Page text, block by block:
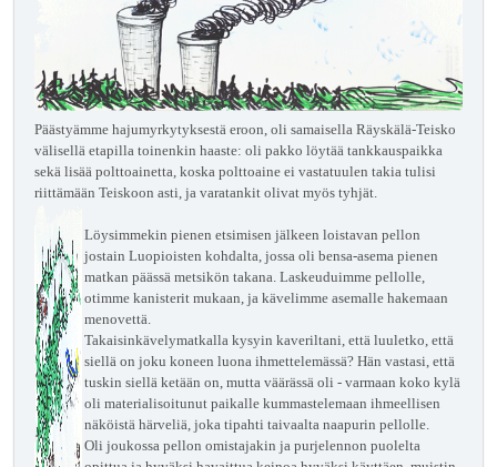
Päästyämme hajumyrkytyksestä eroon, oli samaisella Räyskälä-Teisko
välisellä etapilla toinenkin haaste: oli pakko löytää tankkauspaikka
sekä lisää polttoainetta, koska polttoaine ei vastatuulen takia tulisi
riittämään Teiskoon asti, ja varatankit olivat myös tyhjät.
Löysimmekin pienen etsimisen jälkeen loistavan pellon
jostain Luopioisten kohdalta, jossa oli bensa-asema pienen
matkan päässä metsikön takana. Laskeuduimme pellolle,
otimme kanisterit mukaan, ja kävelimme asemalle hakemaan
menovettä.
Takaisinkävelymatkalla kysyin kaveriltani, että luuletko, että
siellä on joku koneen luona ihmettelemässä? Hän vastasi, että
tuskin siellä ketään on, mutta väärässä oli - varmaan koko kylä
oli materialisoitunut paikalle kummastelemaan ihmeellisen
näköistä härveliä, joka tipahti taivaalta naapurin pellolle.
Oli joukossa pellon omistajakin ja purjelennon puolelta